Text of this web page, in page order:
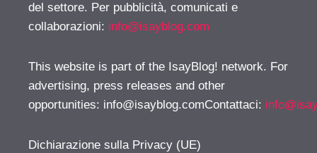
del settore. Per pubblicità, comunicati e
collaborazioni: info@isayblog.com
This website is part of the IsayBlog! network. For
advertising, press releases and other
opportunities: info@isayblog.comContattaci:
Dichiarazione sulla Privacy (UE)